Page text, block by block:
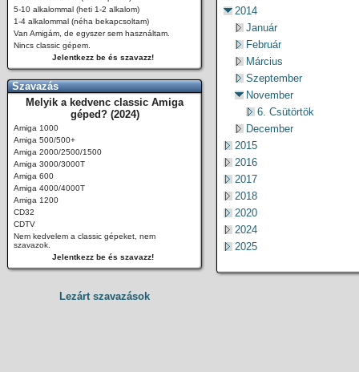
5-10 alkalommal (heti 1-2 alkalom)
1-4 alkalommal (néha bekapcsoltam)
Van Amigám, de egyszer sem használtam.
Nincs classic gépem.
Jelentkezz be és szavazz!
Szavazás
Melyik a kedvenc classic Amiga
géped? (2024)
Amiga 1000
Amiga 500/500+
Amiga 2000/2500/1500
Amiga 3000/3000T
Amiga 600
Amiga 4000/4000T
Amiga 1200
CD32
CDTV
Nem kedvelem a classic gépeket, nem
szavazok.
Jelentkezz be és szavazz!
Lezárt szavazások
2014
Január
Február
Március
Szeptember
November
6. Csütörtök
December
2015
2016
2017
2018
2020
2024
2025